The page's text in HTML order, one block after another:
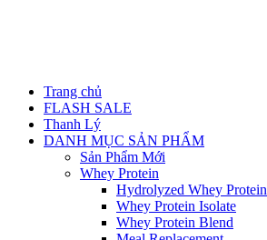
Trang chủ
FLASH SALE
Thanh Lý
DANH MỤC SẢN PHẨM
Sản Phẩm Mới
Whey Protein
Hydrolyzed Whey Protein
Whey Protein Isolate
Whey Protein Blend